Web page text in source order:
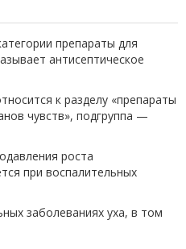
препараты для
антисептическое
к разделу «препараты
чувств», подгруппа —
роста
при воспалительных
заболеваниях уха, в том